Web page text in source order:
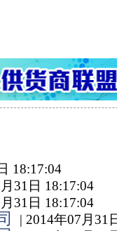
18:17:04
31日 18:17:04
31日 18:17:04
| 2014年07月31